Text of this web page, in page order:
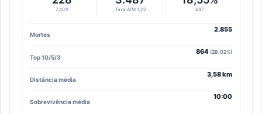
7,40% Taxa A/M 1,22 647
Mortes
2.855
Top 10/5/3
864 (28,02%)
Distância média
3,58 km
Sobrevivência média
10:00